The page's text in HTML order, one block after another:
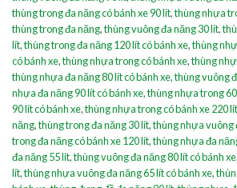
thùng trong đa năng có bánh xe 90 lít,thùng nhựa
thùng trong đa năng,thùng vuông đa năng 30 lít,
lít,thùng trong đa năng 120 lít có bánh xe,thùng
có bánh xe,thùng nhựa trong có bánh xe,thùng
thùng nhựa đa năng 80 lít có bánh xe,thùng vuông
nhựa đa năng 90 lít có bánh xe,thùng nhựa trong
90 lít có bánh xe,thùng nhựa trong có bánh xe 220 lít
năng,thùng trong đa năng 30 lít,thùng nhựa vuông
trong đa năng có bánh xe 120 lít,thùng nhựa đa
đa năng 55 lít,thùng vuông đa năng 80 lít có bánh xe
lít,thùng nhựa vuông đa năng 65 lít có bánh xe,